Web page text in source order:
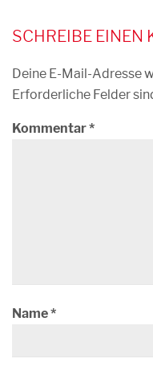
SCHREIBE EINEN
Deine E-Mail-Adresse
Erforderliche Felder
Kommentar*
Name*